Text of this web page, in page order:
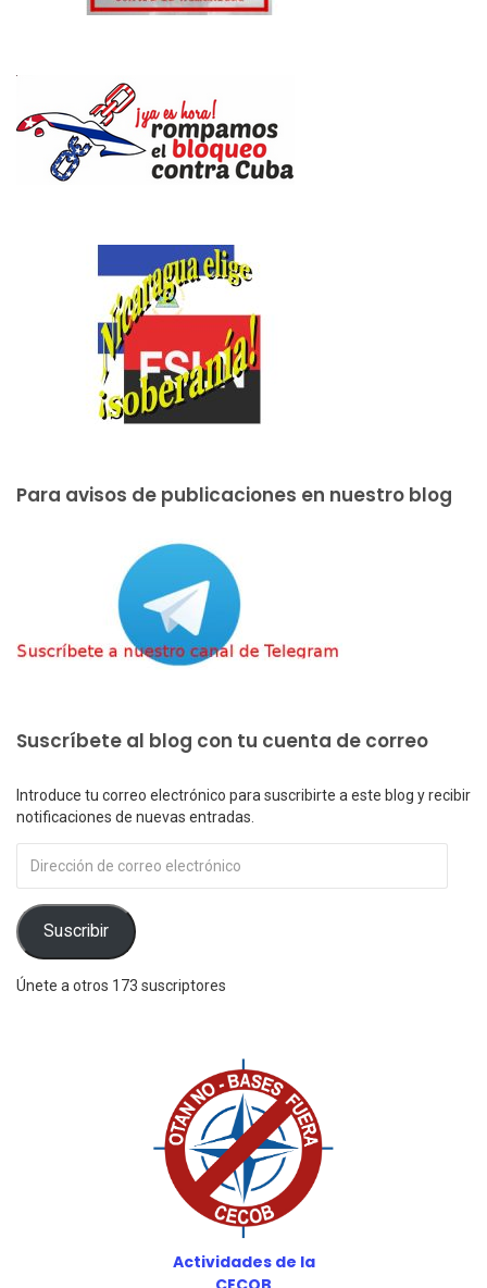
Para avisos de publicaciones en nuestro blog
Suscríbete al blog con tu cuenta de correo
Introduce tu correo electrónico para suscribirte a este blog y recibir
notificaciones de nuevas entradas.
de
correo
electrónico
Suscribir
Únete a otros 173 suscriptores
Actividades de la